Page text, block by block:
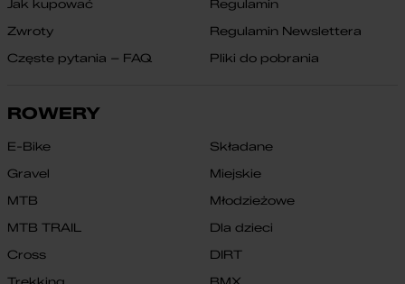
Jak kupować
Zwroty
Częste pytania – FAQ
Regulamin
Regulamin Newslettera
Pliki do pobrania
ROWERY
E-Bike
Gravel
MTB
MTB TRAIL
Cross
Składane
Miejskie
Młodzieżowe
Dla dzieci
DIRT